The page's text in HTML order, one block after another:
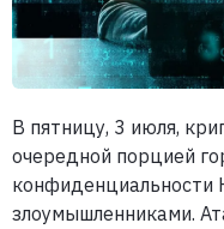
В пятницу, 3 июля,
очередной порцией
конфиденциальности
злоумышленниками.